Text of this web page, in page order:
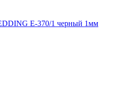
E-370/1 черный 1мм